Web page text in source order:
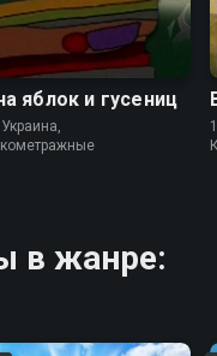
яблок и гусениц
в жанре: